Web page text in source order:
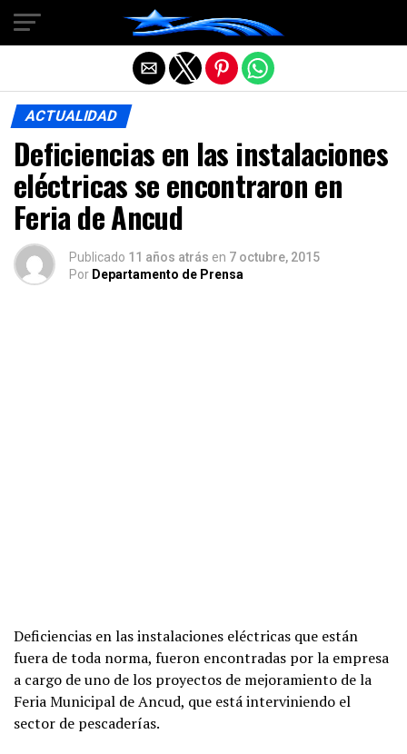
ACTUALIDAD
Deficiencias en las instalaciones
eléctricas se encontraron en
Feria de Ancud
Publicado 11 años atrás en 7 octubre, 2015
Por Departamento de Prensa
Deficiencias en las instalaciones eléctricas que están
fuera de toda norma, fueron encontradas por la empresa
a cargo de uno de los proyectos de mejoramiento de la
Feria Municipal de Ancud, que está interviniendo el
sector de pescaderías.
Salir de la versión móvil